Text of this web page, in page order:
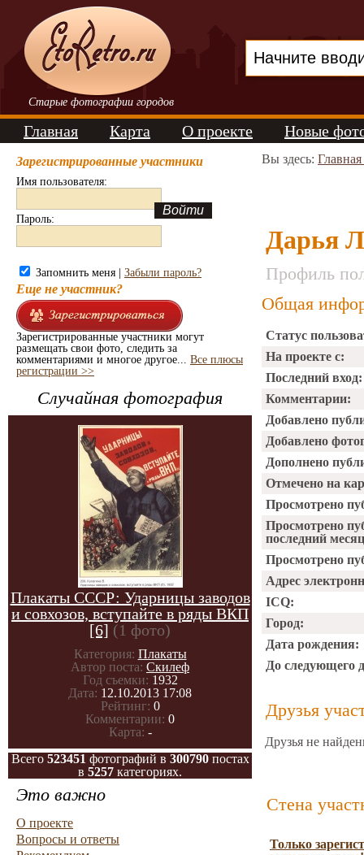
Старые фотографии городов
Главная Карта О проекте Новые
Зарегистрированные участники
Имя пользователя:
Пароль:
Запомнить меня | Забыли пароль?
Еще не участник?
Зарегистрированные участники могут
размещать свои фото, следить за
комментариями и многое другое... Все плюсы
регистрации >>
Случайная фотография
Плакаты СССР: Ударницы заводов
и совхозов, вступайте в ряды ВКП
[6] (1 фото)
Категория: Плакаты
Автор поста: Скилеф
Год съемки: 1932
Дата: 12.10.2013 17:08
Рейтинг: 0
Комментарии: 0
Карта: -
Всего 523451 фотографий в 300790постах
в 5257 категориях.
Это важно
О проекте
Вопросы и ответы
Вы здесь:
Дарья
Профиль
Общая
Статус
На проекте с:
Последний вход:
Комментарии:
Добавлено
Добавлено
Дополнено
Отмечено на
Просмотрено
Просмотрено
последний
Просмотрено
Адрес
ICQ:
Город:
Дата рождения:
До следующего
Друзья
Друзья не
Стена
Только